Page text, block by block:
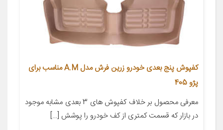
کفپوش پنج بعدی خودرو زرین فرش مدل A.M مناسب برای
پژو 405
معرفی محصول بر خلاف کفپوش های 3 بعدی مشابه موجود
در بازار که قسمت کمتری از کف خودرو را پوشش […]